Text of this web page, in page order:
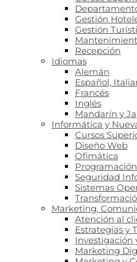
Gestión
Gestión
Recepción
Idiomas
Alemán
Español,
Francés
Inglés
Mandarín y
Informática y
Cursos
Diseño Web
Ofimática
Seguridad
Sistemas
Marketing,
Atención al
Estrategias y
Investigación
Marketing